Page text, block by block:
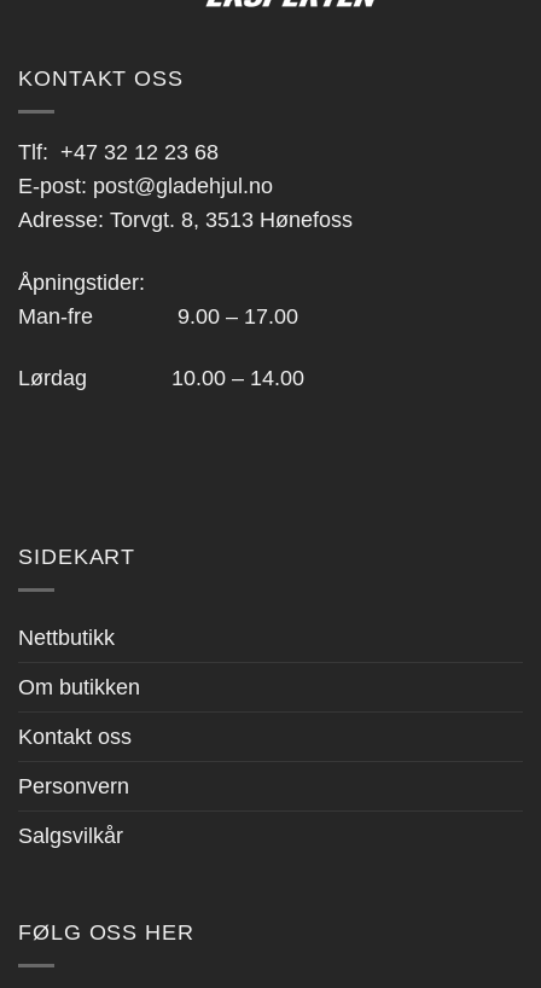
KONTAKT OSS
Tlf: +47 32 12 23 68
E-post: post@gladehjul.no
Adresse: Torvgt. 8, 3513 Hønefoss
Åpningstider:
Man-fre 9.00 – 17.00
Lørdag 10.00 – 14.00
SIDEKART
Nettbutikk
Om butikken
Kontakt oss
Personvern
Salgsvilkår
FØLG OSS HER